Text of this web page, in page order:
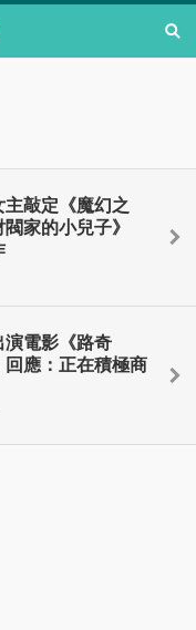
敲定《魔幻之
家的小兒子》
演電影《路奇
應：正在積極商